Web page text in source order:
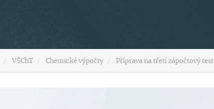
VŠChT Chemické výpočty Příprava na třetí zápočtový test